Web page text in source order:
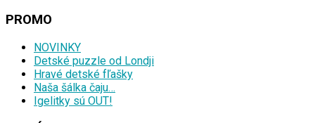
PROMO
NOVINKY
Detské puzzle od Londji
Hravé detské fľašky
Naša šálka čaju…
Igelitky sú OUT!